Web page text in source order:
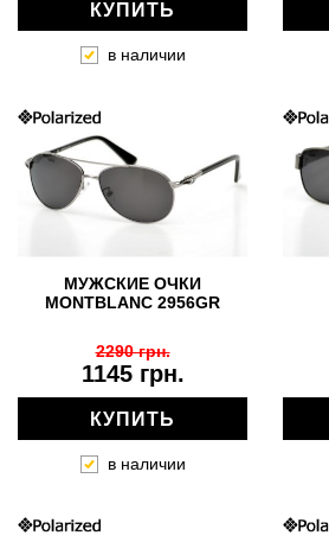
КУПИТЬ
в наличии
МУЖСКИЕ ОЧКИ
MONTBLANC 2956GR
1145 грн.
2290 грн.
КУПИТЬ
в наличии